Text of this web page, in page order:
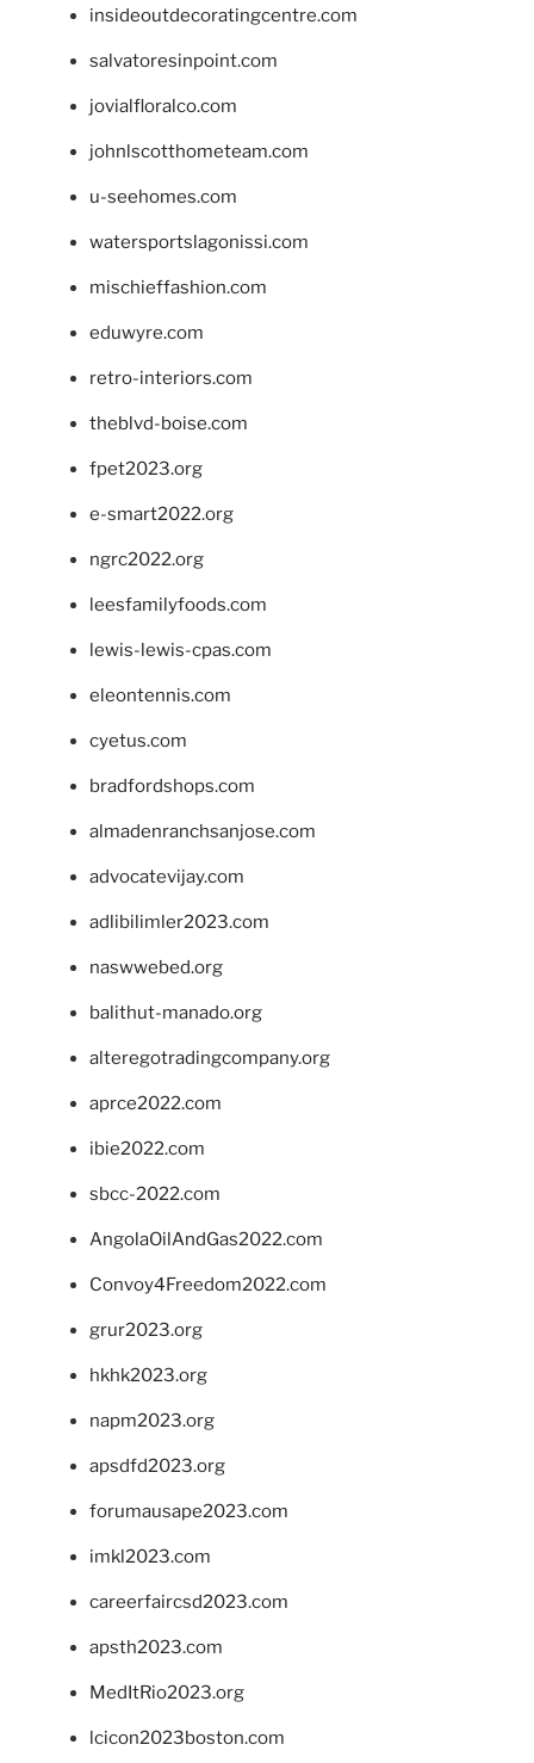
insideoutdecoratingcentre.com
salvatoresinpoint.com
jovialfloralco.com
johnlscotthometeam.com
u-seehomes.com
watersportslagonissi.com
mischieffashion.com
eduwyre.com
retro-interiors.com
theblvd-boise.com
fpet2023.org
e-smart2022.org
ngrc2022.org
leesfamilyfoods.com
lewis-lewis-cpas.com
eleontennis.com
cyetus.com
bradfordshops.com
almadenranchsanjose.com
advocatevijay.com
adlibilimler2023.com
naswwebed.org
balithut-manado.org
alteregotradingcompany.org
aprce2022.com
ibie2022.com
sbcc-2022.com
AngolaOilAndGas2022.com
Convoy4Freedom2022.com
grur2023.org
hkhk2023.org
napm2023.org
apsdfd2023.org
forumausape2023.com
imkl2023.com
careerfaircsd2023.com
apsth2023.com
MedItRio2023.org
lcicon2023boston.com